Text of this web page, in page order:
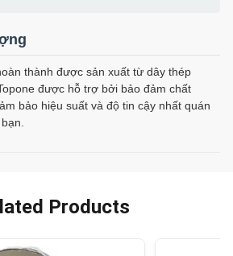
thành được sản xuất từ dây thép
được hỗ trợ bởi bảo đảm chất
bảo hiệu suất và độ tin cậy nhất quán
Products